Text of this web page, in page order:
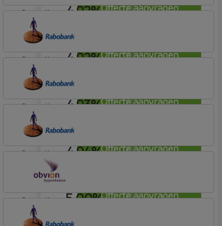
Offerte aanvragen
4,92%
Offerte aanvragen
aflosvrij
4,92%
Offerte aanvragen
ING Bank
Basistarief
aflosvrij
4,93%
Offerte aanvragen
Rabobank Spaarbank
Basisvoorwaarden
aflosvrij
4,94%
Offerte aanvragen
Rabobank Spaarbank
Plusvoorwaarden
aflosvrij
5,00%
Rabobank Spaarbank
Plusvoorwaarden
aflosvrij
OBVION Hypotheken
Woon Hypotheek